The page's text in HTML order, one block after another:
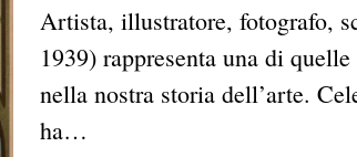
Artista, illustratore, fotografo,
1939) rappresenta una di
nella nostra storia dell’arte.
ha…